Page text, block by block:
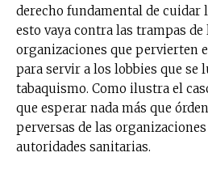
derecho fundamental de cuidar
esto vaya contra las trampas
organizaciones que pervierten
para servir a los lobbies que se
tabaquismo. Como ilustra el
que esperar nada más que
perversas de las organizaciones
autoridades sanitarias.